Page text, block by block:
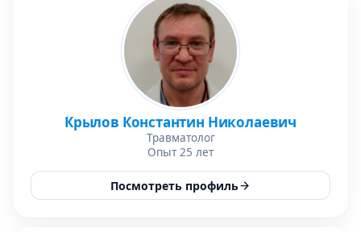
Крылов Константин Николаевич
Травматолог
Опыт 25 лет
Посмотреть профиль